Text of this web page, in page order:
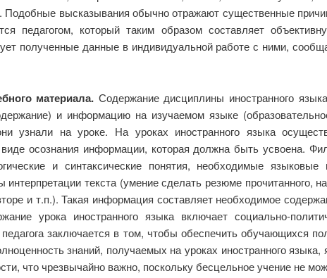
Подобные высказывания обычно отражают существенные
педагогом, который таким образом составляет
полученные данные в индивидуальной работе с ними,
материала. Содержание дисциплины иностранного
и информацию на изучаемом языке
узнали на уроке. На уроках иностранного языка
осознания информации, которая должна быть усвоена.
и синтаксические понятия, необходимые
интерпретации текста (умение сделать резюме прочитанного,
и т.п.). Такая информация составляет необходимое
урока иностранного языка включает социально-
заключается в том, чтобы обеспечить обучающихся
знаний, получаемых на уроках иностранного
что чрезвычайно важно, поскольку бесцельное учение не